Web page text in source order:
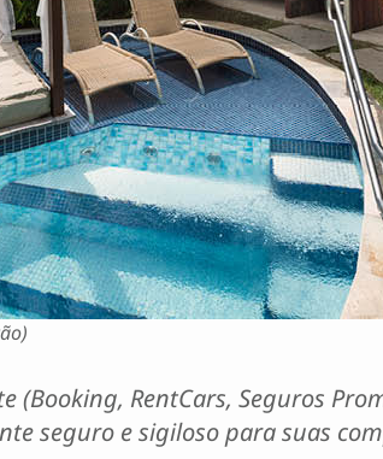
(Booking, RentCars, Seguros
seguro e sigiloso para suas